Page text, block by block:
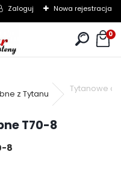
Zaloguj Nowa rejestracja
0
z Tytanu
Tytanowe
T70-8
8